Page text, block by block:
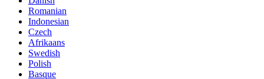
Romanian
Indonesian
Czech
Afrikaans
Swedish
Polish
Basque